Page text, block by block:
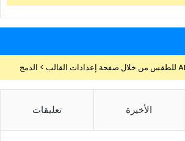
الأخيرة تعليقات